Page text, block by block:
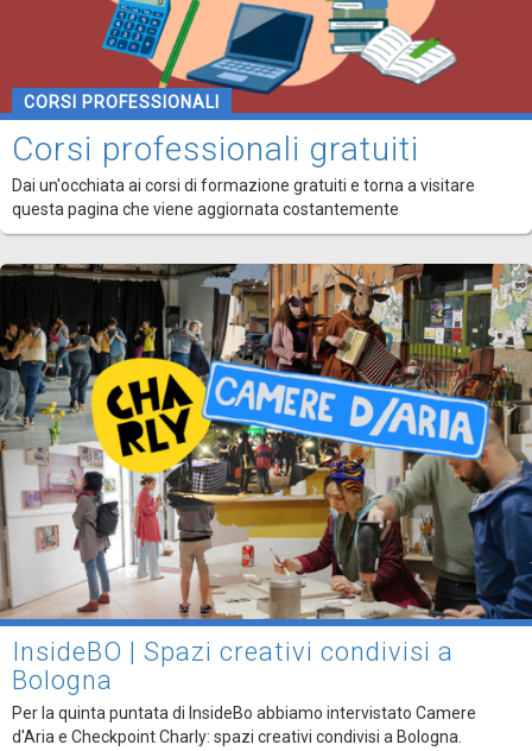
CORSI PROFESSIONALI
Corsi professionali gratuiti
Dai un'occhiata ai corsi di formazione gratuiti e torna a visitare
questa pagina che viene aggiornata costantemente
InsideBO | Spazi creativi condivisi a
Bologna
Per la quinta puntata di InsideBo abbiamo intervistato Camere
d'Aria e Checkpoint Charly: spazi creativi condivisi a Bologna.